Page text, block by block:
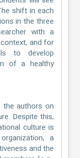
shift in each
in the three
with a
and for
to develop
of a healthy
authors on
Despite this,
culture is
a
and the